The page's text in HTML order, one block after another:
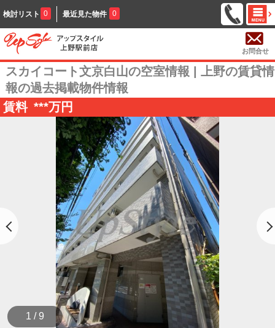
検討リスト 0 最近見た物件 0
お問合せ
スカイコート文京白山の空室情報 | 上野の賃貸情
報の過去掲載物件情報
賃料 ***万円
1 / 9